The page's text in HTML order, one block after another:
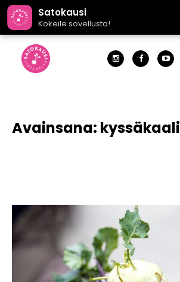
Satokausi
Kokeile sovellusta!
Avainsana: kyssäkaali